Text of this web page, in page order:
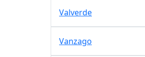
Valverde
Vanzago